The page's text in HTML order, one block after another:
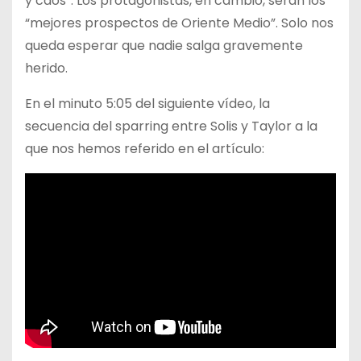
“mejores prospectos de Oriente Medio”. Solo nos
queda esperar que nadie salga gravemente
herido.
En el minuto 5:05 del siguiente vídeo, la
secuencia del sparring entre Solis y Taylor a la
que nos hemos referido en el artículo: